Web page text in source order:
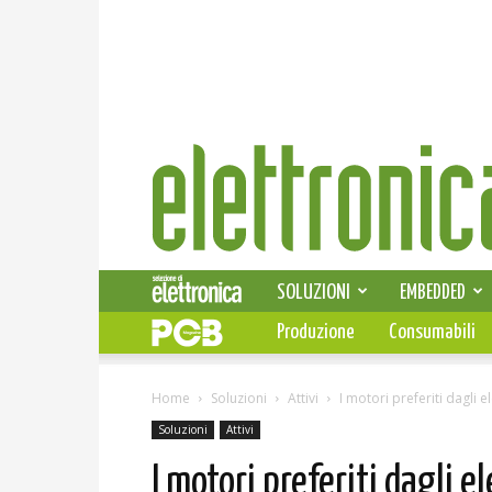
Elettronica
News
SOLUZIONI
EMBEDDED
Produzione
Consumabili
Home Soluzioni Attivi I motori preferiti dagli
Soluzioni Attivi
I motori preferiti dagli